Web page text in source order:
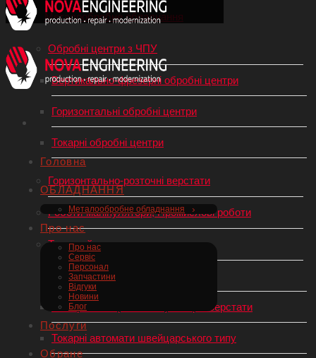
Головна
ОБЛАДНАННЯ
Металообробне обладнання
Про нас
Про нас
Сервіс
Персонал
Запчастини
Відгуки
Новини
Блог
Послуги
Обране
Металообробне обладнання
Обробні центри з ЧПУ
Вертикально-фрезерні обробні центри
Горизонтальні обробні центри
Токарні обробні центри
Горизонтально-розточні верстати
Роботи-маніпулятори, Промислові роботи
Токарний верстат по металу
Токарні верстати з ЧПУ
Універсальні (механічні) токарні верстати
Токарні автомати швейцарського типу